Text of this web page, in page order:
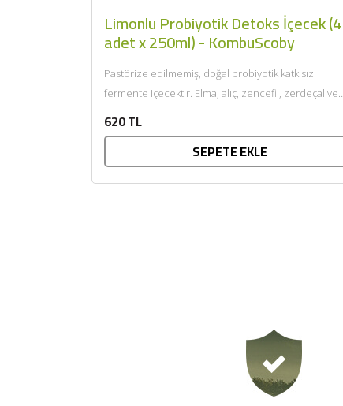
Limonlu Probiyotik Detoks İçecek (4
adet x 250ml) - KombuScoby
Pastörize edilmemiş, doğal probiyotik katkısız
fermente içecektir. Elma, alıç, zencefil, zerdeçal ve
620 TL
SEPETE EKLE